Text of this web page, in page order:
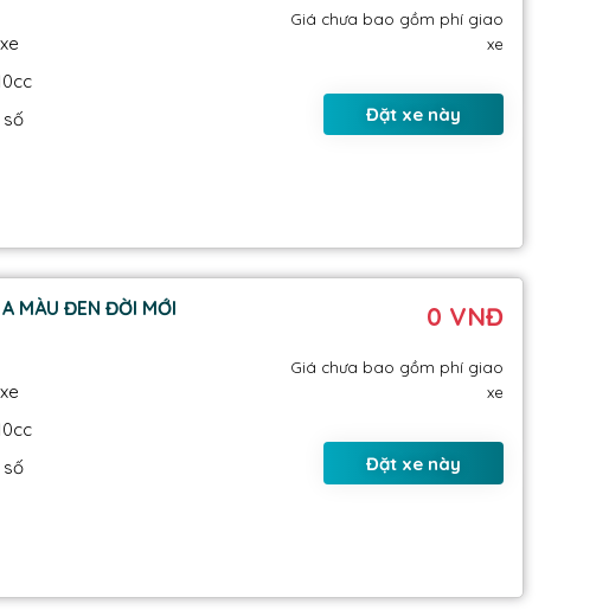
số
Giá chưa bao gồm phí giao
xe
Đặt xe này
MÀU ĐEN ĐỜI MỚI
số
0 VNĐ
Giá chưa bao gồm phí giao
xe
Đặt xe này